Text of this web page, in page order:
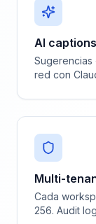
AI
red con
Multi-
Cada
256. Audit